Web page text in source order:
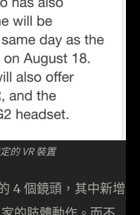
的 VR 裝置
4 個鏡頭，其中新增